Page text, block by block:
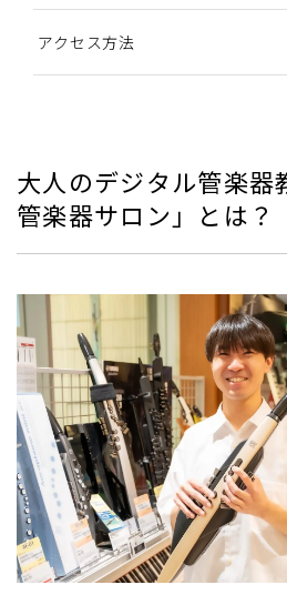
アクセス方法
大人のデジタル管楽器
管楽器サロン」とは？